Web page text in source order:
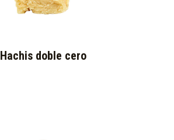
Hachis doble cero